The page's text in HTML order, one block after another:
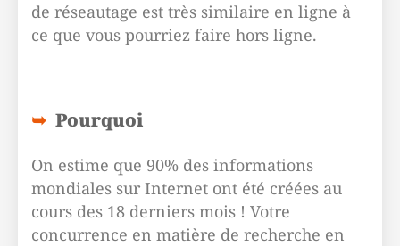
de réseautage est très similaire en ligne à
ce que vous pourriez faire hors ligne.
Pourquoi
On estime que 90% des informations
mondiales sur Internet ont été créées au
cours des 18 derniers mois ! Votre
concurrence en matière de recherche en